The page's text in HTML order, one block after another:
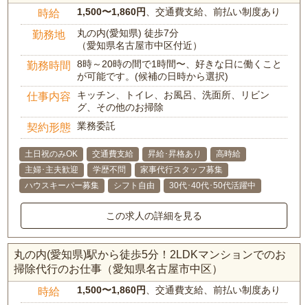
時給 1,500〜1,860円 、交通費支給、前払い制度あり
勤務地
丸の内(愛知県) 徒歩7分
（愛知県名古屋市中区付近）
勤務時間
8時～20時の間で1時間〜、好きな日に働くこと
が可能です。(候補の日時から選択)
仕事内容
キッチン、トイレ、お風呂、洗面所、リビン
グ、その他のお掃除
契約形態 業務委託
土日祝のみOK 交通費支給 昇給･昇格あり
高時給
主婦･主夫歓迎
学歴不問
家事代行スタッフ募集
ハウスキーパー募集
シフト自由 30代･40代･50代活躍中
この求人の詳細を見る
丸の内(愛知県)駅から徒歩5分！2LDKマンションでのお
掃除代行のお仕事（愛知県名古屋市中区）
時給 1,500〜1,860円 、交通費支給、前払い制度あり